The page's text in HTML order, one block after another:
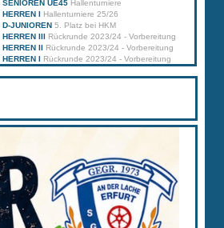
SENIOREN UE45 Hallenturniere
HERREN I Hallenturniere 25/26
D-JUNIOREN 5. Platz bei HKM
HERREN III Rückrunde 2023/24 - Vorbereitung
HERREN II Rückrunde 2023/24 - Vorbereitung
HERREN I Rückrunde 2023/24 - Vorbereitung